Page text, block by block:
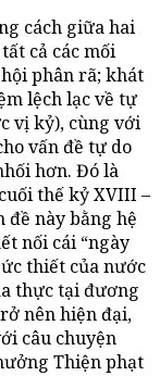
cách giữa hai
cả các mối
phân rã; khát
lệch lạc về tự
vị kỷ), cùng với
vấn đề tự do
hơn. Đó là
thế kỷ XVIII –
đề này bằng hệ
nối cái “ngày
thiết của nước
thực tại đương
nên hiện đại,
câu chuyện
Thiện phạt